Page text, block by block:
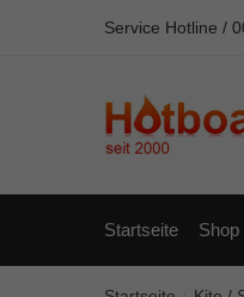
Service Hotline /
Startseite Shop